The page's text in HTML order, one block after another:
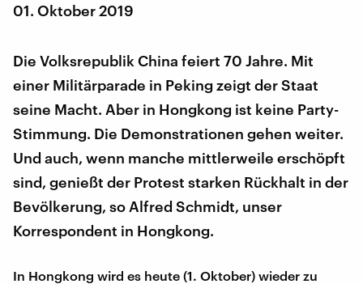
01. Oktober 2019
Die Volksrepublik China feiert 70 Jahre. Mit
einer Militärparade in Peking zeigt der Staat
seine Macht. Aber in Hongkong ist keine Party-
Stimmung. Die Demonstrationen gehen weiter.
Und auch, wenn manche mittlerweile erschöpft
sind, genießt der Protest starken Rückhalt in der
Bevölkerung, so Alfred Schmidt, unser
Korrespondent in Hongkong.
In Hongkong wird es heute (1. Oktober) wieder zu